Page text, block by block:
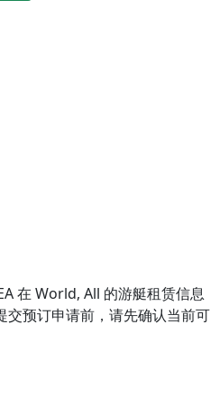
在 World, All 的游艇租赁信
交预订申请前，请先确认当前